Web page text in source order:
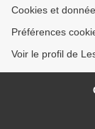
Cookies et
Préférences
Voir le profil de